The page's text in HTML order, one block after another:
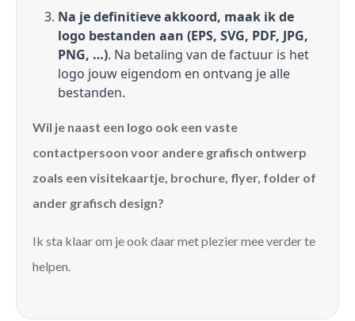
Na je definitieve akkoord, maak ik de
logo bestanden aan (EPS, SVG, PDF, JPG,
PNG, …). Na betaling van de factuur is het
logo jouw eigendom en ontvang je alle
bestanden.
Wil je naast een logo ook een vaste
contactpersoon voor andere grafisch ontwerp
zoals een visitekaartje, brochure, flyer, folder of
ander grafisch design?
Ik sta klaar om je ook daar met plezier mee verder te
helpen.